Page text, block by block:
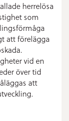
herrelösa
som
att förelägga
vid en
över tid
att